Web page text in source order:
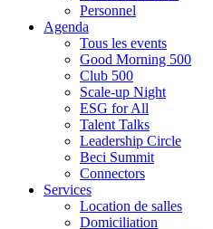
Personnel
Agenda
Tous les events
Good Morning 500
Club 500
Scale-up Night
ESG for All
Talent Talks
Leadership Circle
Beci Summit
Connectors
Services
Location de salles
Domiciliation